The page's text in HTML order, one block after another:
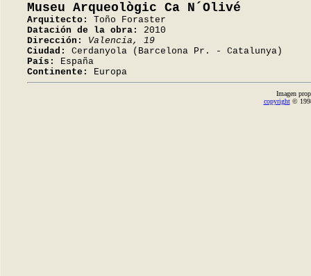
Museu Arqueològic Ca N´Olivé
Arquitecto:
Toño Foraster
Datación de la obra:
2010
Dirección:
Valencia, 19
Ciudad:
Cerdanyola (Barcelona Pr. - Catalunya)
País:
España
Continente:
Europa
Imagen
copyright©